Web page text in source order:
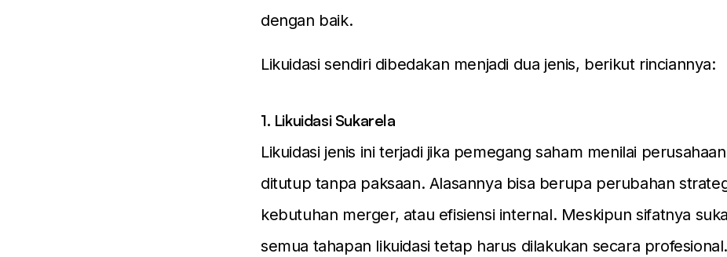
dengan baik.
Likuidasi sendiri dibedakan menjadi dua jenis, berikut rinciannya:
1. Likuidasi Sukarela
Likuidasi jenis ini terjadi jika pemegang saham menilai
ditutup tanpa paksaan. Alasannya bisa berupa perubahan
kebutuhan merger, atau efisiensi internal. Meskipun sifatnya
semua tahapan likuidasi tetap harus dilakukan secara profesional.